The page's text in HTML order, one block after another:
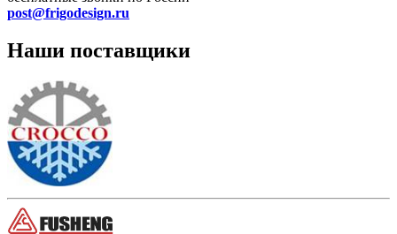
post@frigodesign.ru
Наши поставщики